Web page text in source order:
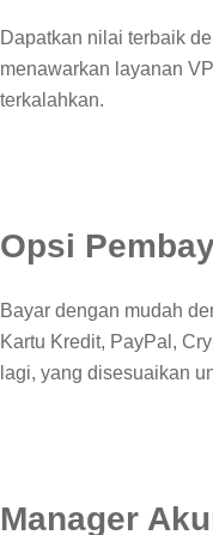
Dapatkan nilai terbaik
menawarkan layanan
terkalahkan.
Opsi
Bayar dengan mudah
Kartu Kredit, PayPal,
lagi, yang disesuaikan
Manager